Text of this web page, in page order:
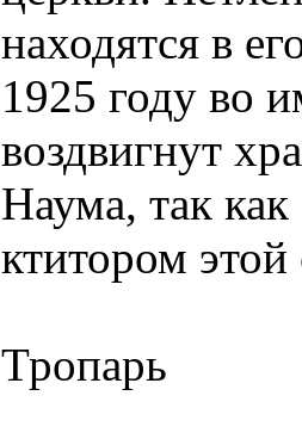
находятся в
1925 году во
воздвигнут
Наума, так
ктитором
Тропарь